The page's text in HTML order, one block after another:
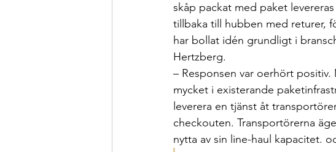
skåp packat med paket
tillbaka till hubben med returer,
har bollat idén grundligt i
Hertzberg.
– Responsen var oerhört
mycket i existerande
leverera en tjänst åt
checkouten. Transportörerna
nytta av sin line-haul kapacitet.